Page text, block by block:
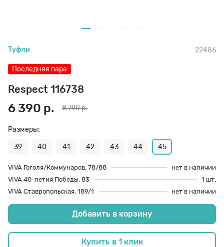
Туфли 22486
Последняя пара
Respect 116738
6 390 р. 8 790 р.
Размеры:
39 40 41 42 43 44 45
VIVA Гоголя/Коммунаров, 78/88
нет в наличии
VIVA 40-летия Победы, 83
1 шт.
VIVA Ставропольская, 189/1
нет в наличии
Добавить в корзину
Купить в 1 клик
8 den
Полустельки
Пропитка
Рожки
Салфетки